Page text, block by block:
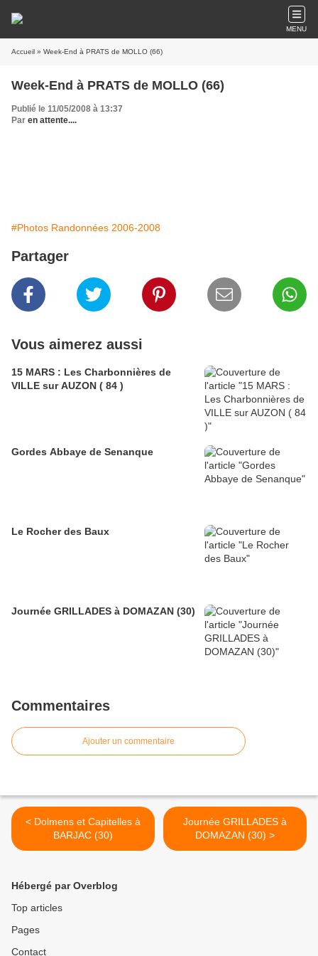
MENU
Accueil » Week-End à PRATS de MOLLO (66)
Week-End à PRATS de MOLLO (66)
Publié le 11/05/2008 à 13:37
Par en attente....
#Photos Randonnées 2006-2008
Partager
Vous aimerez aussi
15 MARS : Les Charbonnières de
VILLE sur AUZON ( 84 )
Gordes Abbaye de Senanque
Le Rocher des Baux
Journée GRILLADES à DOMAZAN (30)
Commentaires
Ajouter un commentaire
< Dolmens et Capitelles à
BARJAC (30)
Journée GRILLADES à
DOMAZAN (30) >
Hébergé par Overblog
Top articles
Pages
Contact